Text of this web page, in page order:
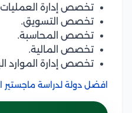
تخصص إدارة
تخصص التسويق.
تخصص المحاسبة.
تخصص المالية.
تخصص إدارة الموارد
افضل دولة لدراسة ماجستير